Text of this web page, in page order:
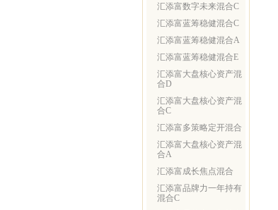
汇添富数字未来混合C
汇添富蓝筹稳健混合C
汇添富蓝筹稳健混合A
汇添富蓝筹稳健混合E
汇添富大盘核心资产混
合D
汇添富大盘核心资产混
合C
汇添富多策略定开混合
汇添富大盘核心资产混
合A
汇添富成长焦点混合
汇添富品牌力一年持有
混合C